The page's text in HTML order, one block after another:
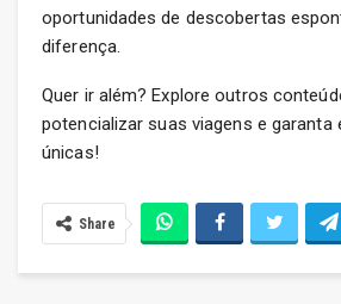
oportunidades de descobertas
diferença.
Quer ir além? Explore outros
potencializar suas viagens e garanta
únicas!
Share